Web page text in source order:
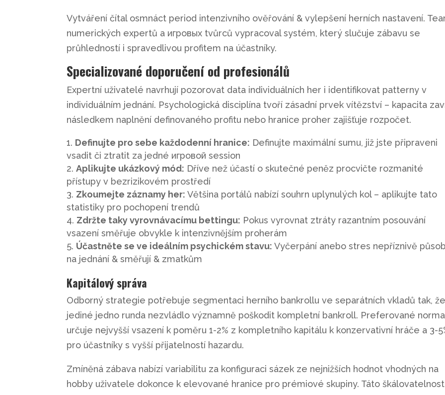
Vytváření čítal osmnáct period intenzivního ověřování & vylepšení herních nastavení.
numerických expertů a игровых tvůrců vypracoval systém, který slučuje zábavu se
průhledností i spravedlivou profitem na účastníky.
Specializované doporučení od profesionálů
Expertní uživatelé navrhují pozorovat data individuálních her i identifikovat patterny v
individuálním jednání. Psychologická disciplína tvoří zásadní prvek vítězství – kapacita
následkem naplnění definovaného profitu nebo hranice proher zajišťuje rozpočet.
Definujte pro sebe každodenní hranice: Definujte maximální sumu, již jste připraveni
vsadit či ztratit za jedné игровой session
Aplikujte ukázkový mód: Dříve než účastí o skutečné peněz procvičte rozmanité
přístupy v bezrizikovém prostředí
Zkoumejte záznamy her: Většina portálů nabízí souhrn uplynulých kol – aplikujte tato
statistiky pro pochopení trendů
Zdržte taky vyrovnávacímu bettingu: Pokus vyrovnat ztráty razantním posouvání
vsazení směřuje obvykle k intenzivnějším proherám
Účastněte se ve ideálním psychickém stavu: Vyčerpání anebo stres nepříznivě
na jednání & směřují & zmatkům
Kapitálový správa
Odborný strategie potřebuje segmentaci herního bankrollu ve separátních vkladů tak, že
jediné jedno runda nezvládlo významně poškodit kompletní bankroll. Preferované norma
určuje nejvyšší vsazení k poměru 1-2% z kompletního kapitálu k konzervativní hráče a 3-
pro účastníky s vyšší přijatelností hazardu.
Zmíněná zábava nabízí variabilitu za konfiguraci sázek ze nejnižších hodnot vhodných na
hobby uživatele dokonce k elevované hranice pro prémiové skupiny. Táto škálovatelnost